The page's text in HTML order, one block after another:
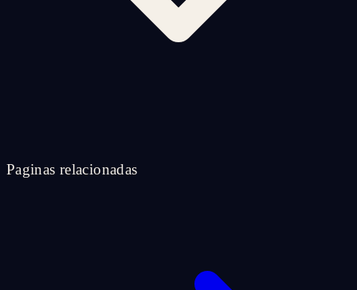
Paginas relacionadas